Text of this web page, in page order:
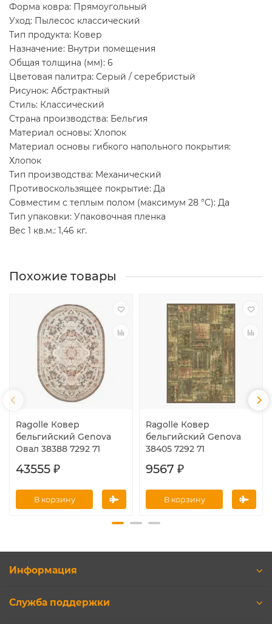
Форма ковра: Прямоугольный
Уход: Пылесос классический
Тип продукта: Ковер
Назначение: Внутри помещения
Общая толщина (мм): 6
Цветовая палитра: Серый / серебристый
Рисунок: Абстрактный
Стиль: Классический
Страна производства: Бельгия
Материал основы: Хлопок
Материал основы гибкого напольного покрытия:
Хлопок
Тип производства: Механический
Противоскользящее покрытие: Да
Совместим с теплым полом (максимум 28 °C): Да
Тип упаковки: Упаковочная пленка
Вес 1 кв.м.: 1,46 кг.
Похожие товары
Ragolle Ковер
бельгийский Genova
Овал 38388 7292 71
43555 ₽
В корзину
Ragolle Ковер
бельгийский Genova
38405 7292 71
9567 ₽
В корзину
Информация
Служба поддержки